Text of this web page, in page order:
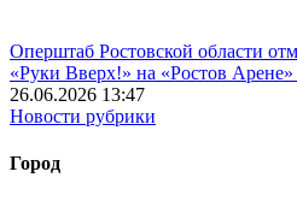
Оперштаб Ростовской области
«Руки Вверх!» на «Ростов
26.06.2026 13:47
Новости рубрики
Город